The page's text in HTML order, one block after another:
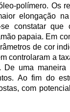
polímero. Os
elongação
constatar que
papaia. Em
de cor
controlaram a
uma maneira
Ao fim do
com